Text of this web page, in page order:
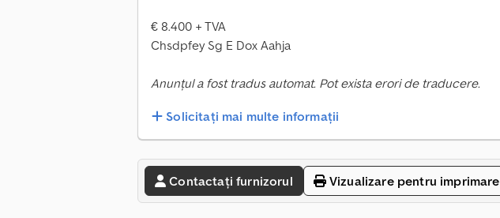
€ 8.400 + TVA
Chsdpfey Sg E Dox Aahja
Anunțul a fost tradus automat. Pot exista erori de traducere.
Solicitați mai multe informații
Contactați furnizorul Vizualizare pentru imprimare